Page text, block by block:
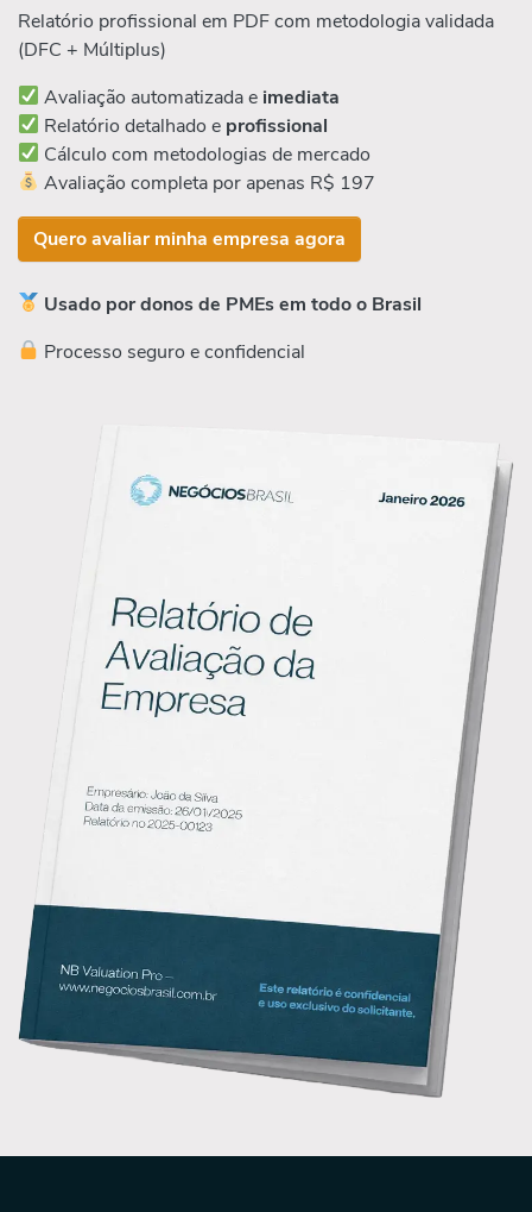
Relatório profissional em PDF com metodologia validada
(DFC + Múltiplus)
Avaliação automatizada e imediata
Relatório detalhado e profissional
Cálculo com metodologias de mercado
Avaliação completa por apenas R$ 197
Quero avaliar minha empresa agora
Usado por donos de PMEs em todo o Brasil
Processo seguro e confidencial